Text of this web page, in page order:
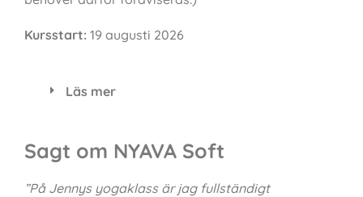
19 augusti 2026
Läs mer
Sagt om NYAVA Soft
”På Jennys yogaklass är jag fullständigt